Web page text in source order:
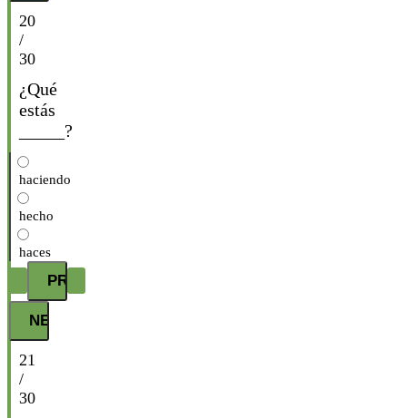
20
/
30
¿Qué
estás
_____?
haciendo
hecho
haces
21
/
30